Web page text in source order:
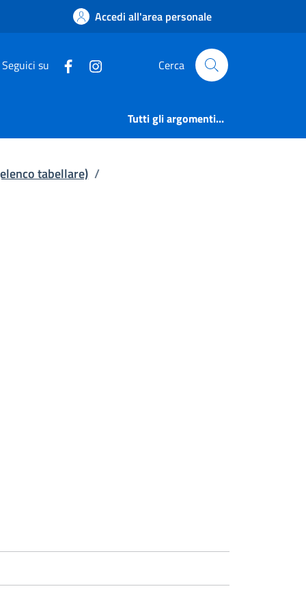
degli
Accedi all'area personale
Seguici su Cerca
Tutti gli argomenti...
tabellare) /